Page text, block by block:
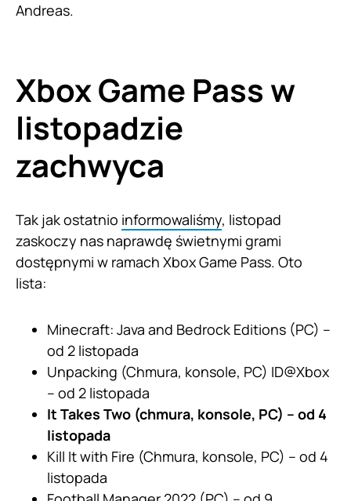
Andreas.
Xbox Game Pass w
listopadzie
zachwyca
Tak jak ostatnio informowaliśmy, listopad
zaskoczy nas naprawdę świetnymi grami
dostępnymi w ramach Xbox Game Pass. Oto
lista:
Minecraft: Java and Bedrock Editions (PC) –
od 2 listopada
Unpacking (Chmura, konsole, PC) ID@Xbox
– od 2 listopada
It Takes Two (chmura, konsole, PC) – od 4
listopada
Kill It with Fire (Chmura, konsole, PC) – od 4
listopada